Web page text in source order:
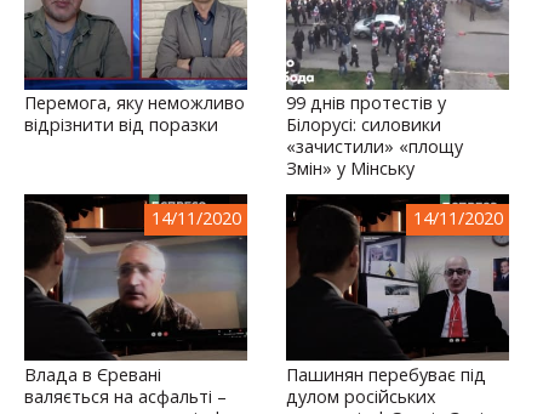
Перемога, яку неможливо
відрізнити від поразки
99 днів протестів у
Білорусі: силовики
«зачистили» «площу
Змін» у Мінську
14/11/2020
Влада в Єревані
валяється на асфальті –
14/11/2020
Пашинян перебуває під
дулом російських